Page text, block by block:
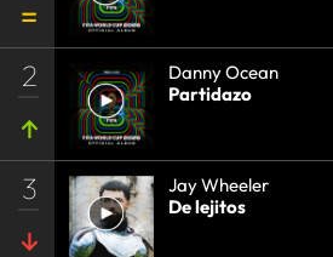
2
Danny Ocean
Partidazo
3
Jay Wheeler
De lejitos